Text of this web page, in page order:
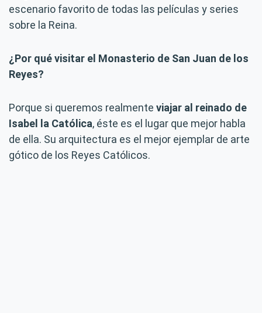
escenario favorito de todas las películas y series
sobre la Reina.
¿Por qué visitar el Monasterio de San Juan de los
Reyes?
Porque si queremos realmente viajar al reinado de
Isabel la Católica, éste es el lugar que mejor habla
de ella. Su arquitectura es el mejor ejemplar de arte
gótico de los Reyes Católicos.